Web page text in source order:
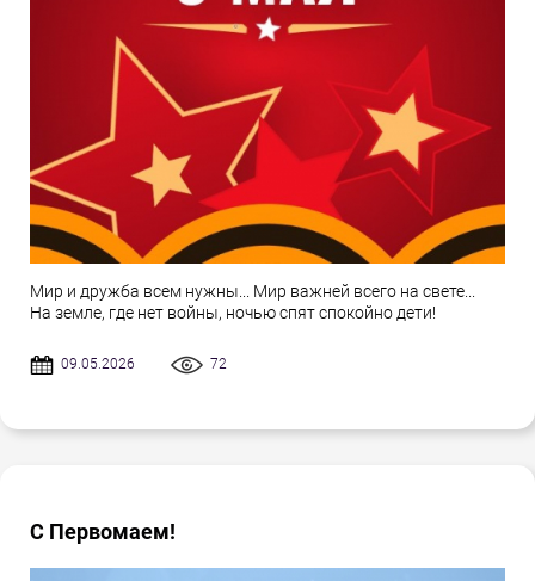
Мир и дружба всем нужны... Мир важней всего на свете...
На земле, где нет войны, ночью спят спокойно дети!
09.05.2026 72
С Первомаем!